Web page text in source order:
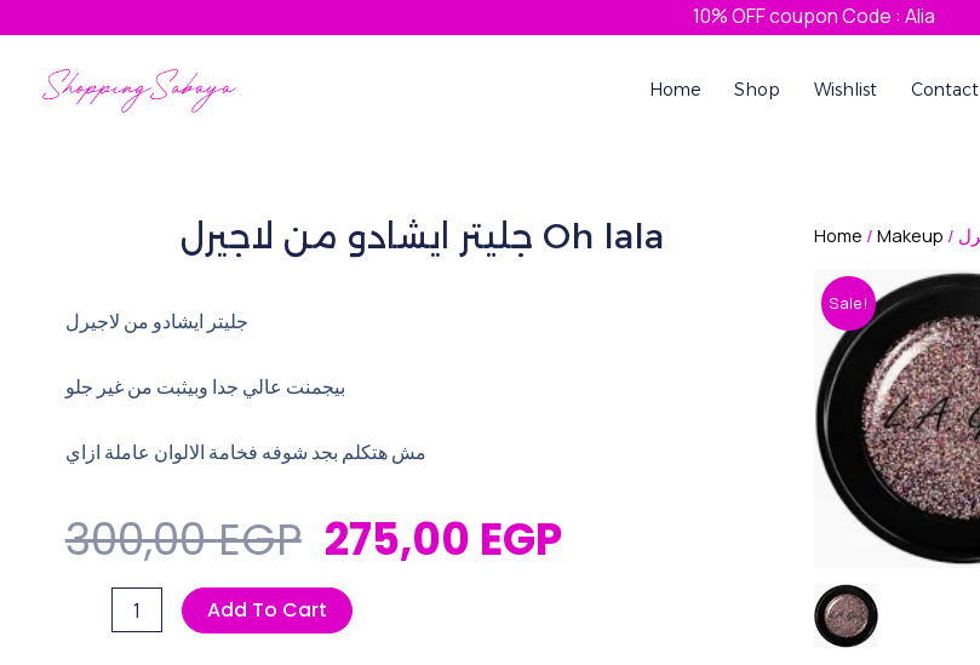
content
10% OFF coupon Code : Alia
Home Shop Wishlist Contact
جليتر ايشادو من لاجيرل Oh lala
جليتر ايشادو من لاجيرل
بيجمنت عالي جدا وبيثبت من غير جلو
300,00EGP Original
Price
Was:
275,00 EGPCurrent
ايشادو
Add To Cart
Home / Makeup
Sale!